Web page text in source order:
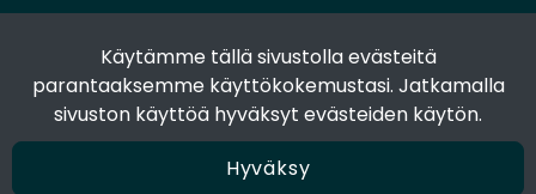
Käytämme tällä sivustolla evästeitä
parantaaksemme käyttökokemustasi. Jatkamalla
sivuston käyttöä hyväksyt evästeiden käytön.
Hyväksy
Seuraa sosiaalisessa mediassa
Facebook